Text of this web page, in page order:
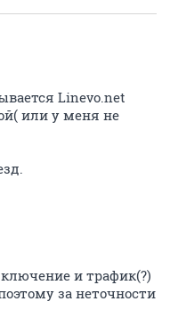
Linevo.net
или у меня не
и трафик(?)
за неточности